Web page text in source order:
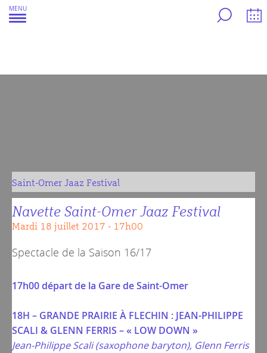
MENU
Aller
au
Saint-Omer Jaaz Festival
Navette Saint-Omer Jaaz Festival
mardi 18 juillet 2017 - 17h00
Spectacle de la Saison 16/17
17h00 départ de la Gare de Saint-Omer
18H – GRANDE PRAIRIE À FLECHIN : JEAN-PHILIPPE
SCALI & GLENN FERRIS – « LOW DOWN »
Jean-Philippe Scali (saxophone baryton), Glenn Ferris